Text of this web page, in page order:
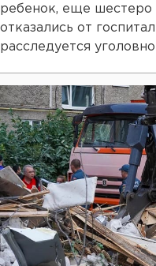
ребенок, еще шестеро
отказались от
расследуется